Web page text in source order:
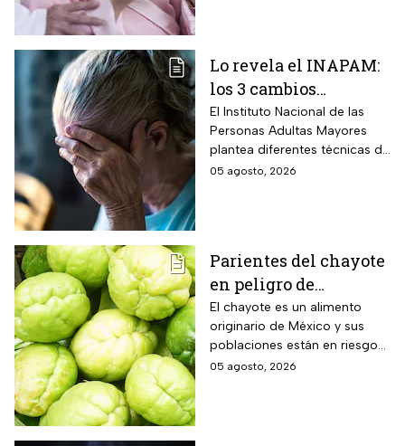
Lo revela el INAPAM:
los 3 cambios
silenciosos que sufre
tu cerebro de forma
natural al envejecer
El Instituto Nacional de las
Personas Adultas Mayores
plantea diferentes técnicas de
estimulación mental para
05 agosto, 2026
Parientes del chayote
en peligro de
extinción, advierte
Instituto de Ecología
El chayote es un alimento
originario de México y sus
poblaciones están en riesgo
de desaparecer a corto plazo
05 agosto, 2026